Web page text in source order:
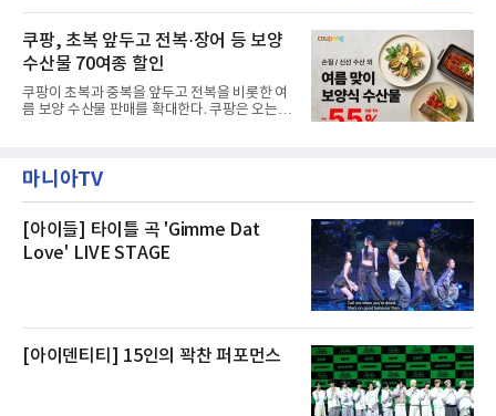
것으로 확인됐다”고 설명했다.이어 “정확한 화
재 원인은 추후 조사될
으로 여유로운 저녁 시간부터 호텔 스테이를 시
작할 수 있도록 준비됐다.앰배서더 서울 풀만 호
텔 측은 “퇴근 후 또는 주말 도심 속에서 짧지만
온전한 휴식을 원하는 고객들에게 특별한 경험
을 제공한다”고 밝혔다.패키지는 디럭스와 이그
제큐티브 두 가지 타입으로 구성된다. 디럭스 패
키지는 객실 1박(룸 온리)으로 심플한 호캉스를
스 센터 사우나 2인 이용 혜택이 포함된다.특히
클럽 앰배서더 라운지
쿠팡, 초복 앞두고 전복·장어 등 보양
수산물 70여종 할인
쿠팡이 초복과 중복을 앞두고 전복을 비롯한 여
름 보양 수산물 판매를 확대한다. 쿠팡은 오는
우 등이 포함됐다. 쿠팡은 올해 큰 크기의 전복
생산량이 늘어난 점을 반영해 주요 산지 상품을
전복은 산지에서 채취한 뒤 전국으로 직송되는
방식으로 운영된다. 신선도가 중요한 상품인 만
큼 이르면 다음 날 오전 배송이 가능하도록 물류
마니아TV
[아이들] 타이틀 곡 'Gimme Dat
Love' LIVE STAGE
[아이덴티티] 15인의 꽉찬 퍼포먼스